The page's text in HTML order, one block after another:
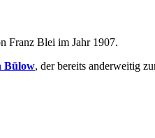
Franz Blei im Jahr 1907.
Bülow, der bereits anderweitig